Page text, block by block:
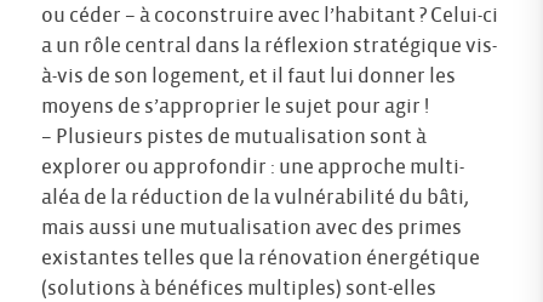
ou céder – à coconstruire avec l’habitant ? Celui-ci
a un rôle central dans la réflexion stratégique vis-
à-vis de son logement, et il faut lui donner les
moyens de s’approprier le sujet pour agir !
– Plusieurs pistes de mutualisation sont à
explorer ou approfondir : une approche multi-
aléa de la réduction de la vulnérabilité du bâti,
mais aussi une mutualisation avec des primes
existantes telles que la rénovation énergétique
(solutions à bénéfices multiples) sont-elles